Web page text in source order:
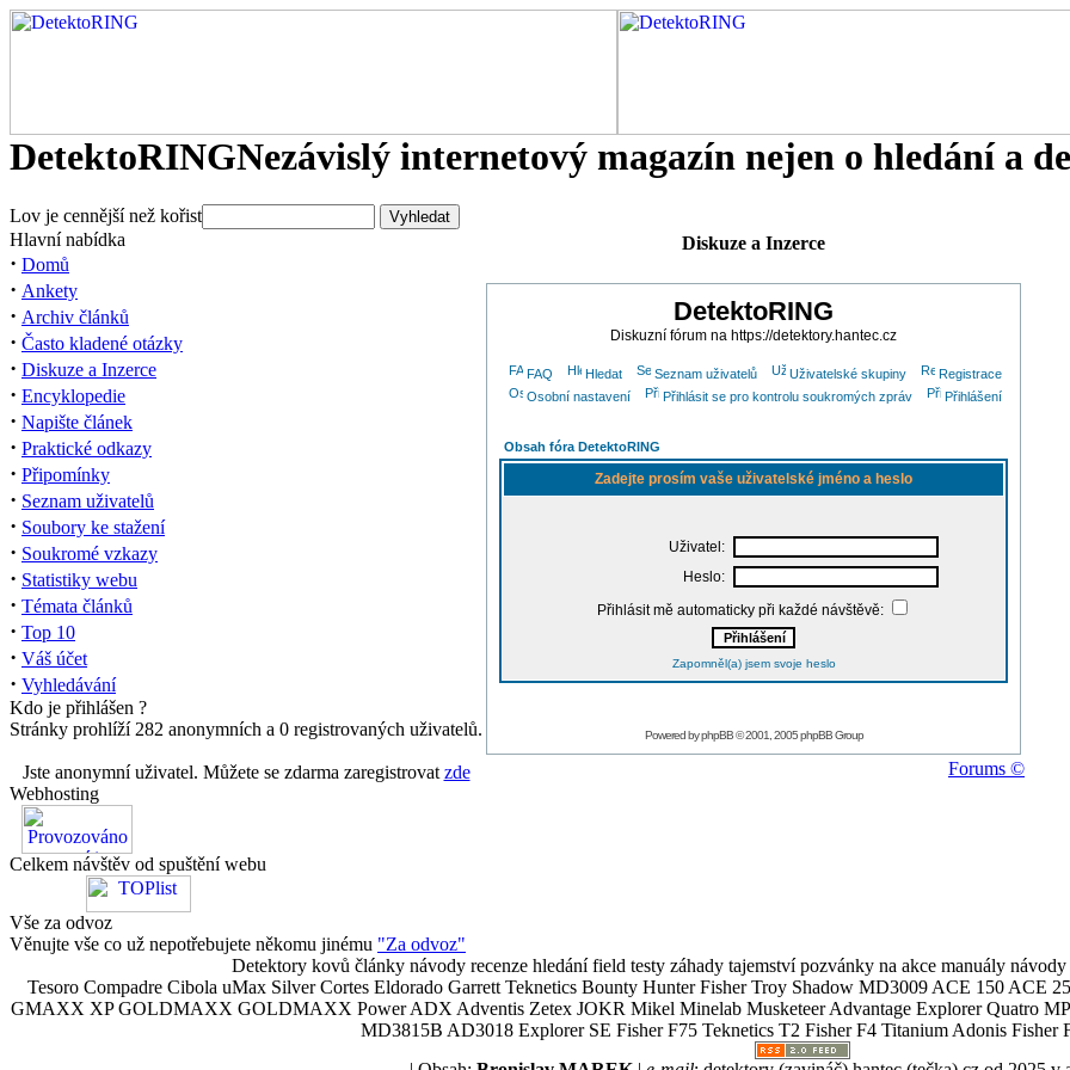
DetektoRINGNezávislý internetový magazín nejen o hledání a
Lov je cennější než kořist
Hlavní nabídka
· Domů
· Ankety
· Archiv článků
· Často kladené otázky
· Diskuze a Inzerce
· Encyklopedie
· Napište článek
· Praktické odkazy
· Připomínky
· Seznam uživatelů
· Soubory ke stažení
· Soukromé vzkazy
· Statistiky webu
· Témata článků
· Top 10
· Váš účet
· Vyhledávání
Kdo je přihlášen ?
Stránky prohlíží 282 anonymních a 0 registrovaných uživatelů.
Jste anonymní uživatel. Můžete se zdarma zaregistrovat zde
Webhosting
Celkem návštěv od spuštění webu
Vše za odvoz
Věnujte vše co už nepotřebujete někomu jinému "Za odvoz"
Diskuze a Inzerce
DetektoRING
Diskuzní fórum na https://detektory.hantec.cz
FAQ Hledat Seznam uživatelů Uživatelské skupiny
Registrace
Osobní nastavení
Přihlásit se pro kontrolu soukromých zpráv Přihlášení
Obsah fóra DetektoRING
Zadejte prosím vaše uživatelské jméno a heslo
Uživatel:
Heslo:
Přihlásit mě automaticky při každé návštěvě:
Zapomněl(a) jsem svoje heslo
Powered byphpBB© 2001, 2005 phpBB Group
Forums ©
Detektory kovů články návody recenze hledání field testy záhady tajemství pozvánky na akce manuály
Tesoro Compadre Cibola uMax Silver Cortes Eldorado Garrett Teknetics Bounty Hunter Fisher Troy Shadow MD3009 ACE 150 ACE
GMAXX XP GOLDMAXX GOLDMAXX Power ADX Adventis Zetex JOKR Mikel Minelab Musketeer Advantage Explorer Quatro
MD3815B AD3018 Explorer SE Fisher F75 Teknetics T2 Fisher F4 Titanium Adonis Fisher